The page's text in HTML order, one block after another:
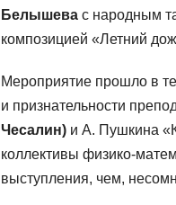
Белышева с народным
композицией «Летний
Мероприятие прошло в
и признательности
Чесалин) и А. Пушкина
коллективы физико-
выступления, чем,